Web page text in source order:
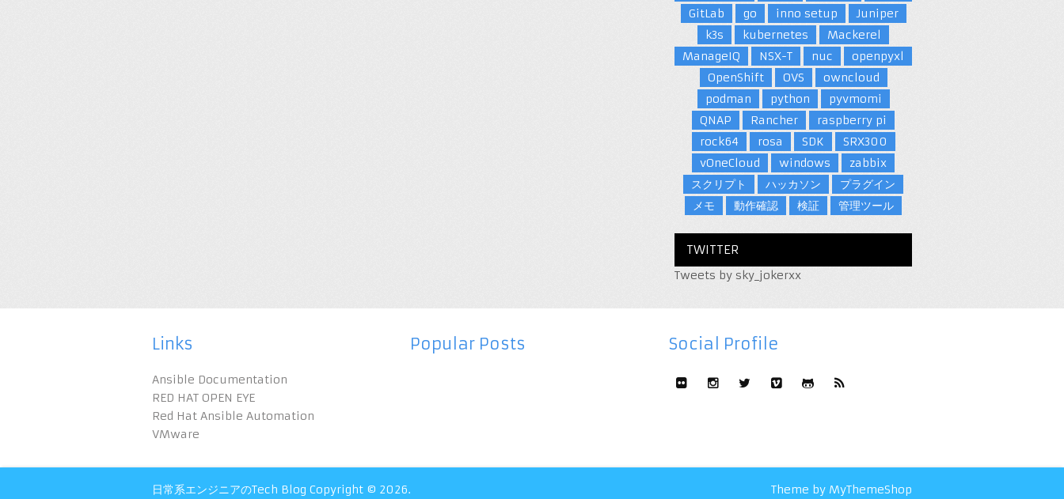
GitLab
go inno setup
Juniper
k3s
kubernetes
Mackerel
ManageIQ
NSX-T nuc
openpyxl
OpenShift
OVS
owncloud
podman
python
pyvmomi
QNAP
Rancher
raspberry pi
rock64
rosa SDK
SRX300
vOneCloud
windows
zabbix
スクリプト
ハッカソン
プラグイン
メモ
動作確認 検証 管理ツール
TWITTER
Tweets by sky_jokerxx
Links
Ansible Documentation
RED HAT OPEN EYE
Red Hat Ansible Automation
VMware
Popular Posts Social Profile
日常系エンジニアのTech Blog Copyright © 2026. Theme by MyThemeShop